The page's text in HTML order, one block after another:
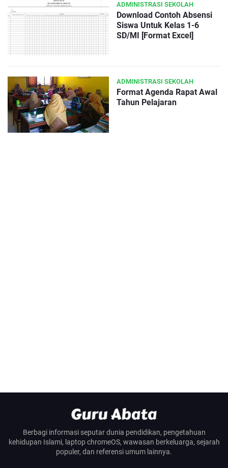
ADMINISTRASI SEKOLAH
Download Contoh Absensi
Siswa Untuk Kelas 1-6
SD/MI [Format Excel]
ADMINISTRASI SEKOLAH
Format Agenda Rapat Awal
Tahun Pelajaran
Berbagi informasi seputar dunia pendidikan, pengetahuan
kehidupan Islami, laptop chromeOS, wawasan berkeluarga, sejarah
populer, dan referensi umum lainnya.